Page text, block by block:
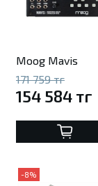
Moog Mavis
171 759 тг
154 584 тг
-8%